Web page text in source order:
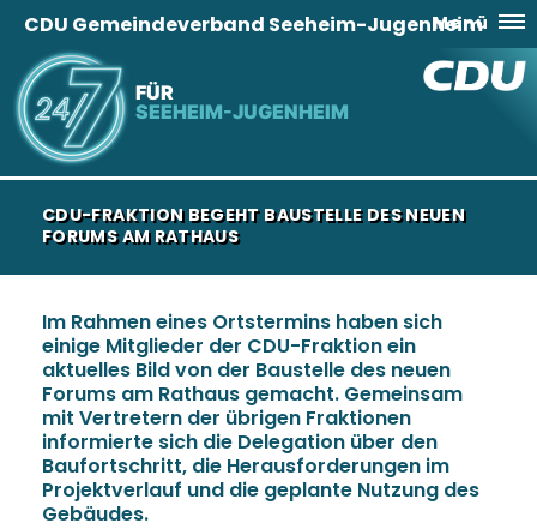
FÜR
SEEHEIM-JUGENHEIM
CDU Gemeindeverband Seeheim-Jugenheim
Menü
CDU-FRAKTION BEGEHT BAUSTELLE DES NEUEN
FORUMS AM RATHAUS
Im Rahmen eines Ortstermins haben sich
einige Mitglieder der CDU-Fraktion ein
aktuelles Bild von der Baustelle des neuen
Forums am Rathaus gemacht. Gemeinsam
mit Vertretern der übrigen Fraktionen
informierte sich die Delegation über den
Baufortschritt, die Herausforderungen im
Projektverlauf und die geplante Nutzung des
Gebäudes.